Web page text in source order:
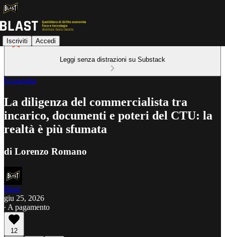
Iscriviti Accedi
Leggi senza distrazioni su Substack
Economia
La diligenza del commercialista tra
incarico, documenti e poteri del CTU: la
realtà è più sfumata
di Lorenzo Romano
Blast
giu 25, 2026
∙ A pagamento
12